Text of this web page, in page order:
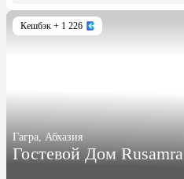
Кешбэк + 1 226
Гагра, Абхазия
Гостевой Дом Rusamra